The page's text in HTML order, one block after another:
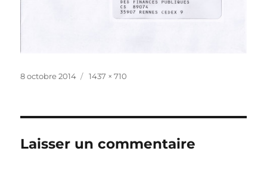
Publié
8 octobre 2014
Taille
1437 × 710
Laisser un commentaire